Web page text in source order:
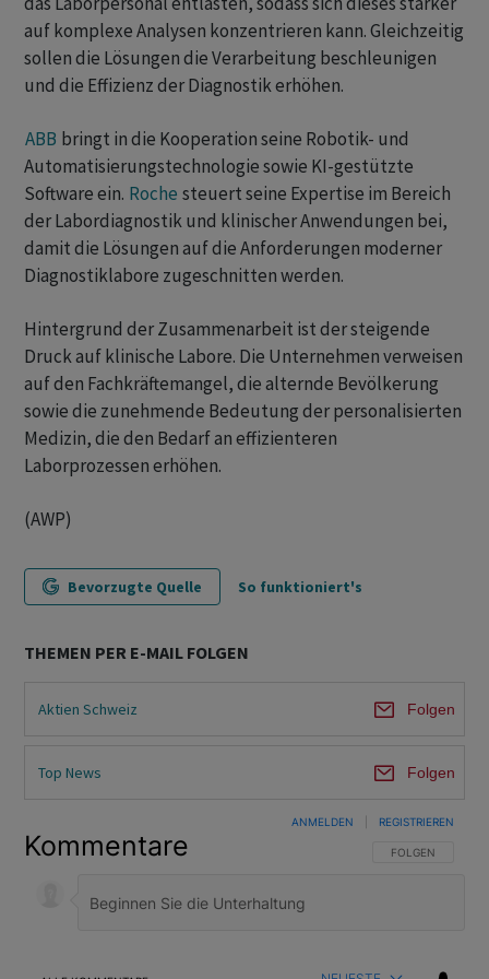
auf komplexe Analysen konzentrieren kann. Gleichzeitig
sollen die Lösungen die Verarbeitung beschleunigen
und die Effizienz der Diagnostik erhöhen.
ABB bringt in die Kooperation seine Robotik- und
Automatisierungstechnologie sowie KI-gestützte
Software ein. Roche steuert seine Expertise im Bereich
der Labordiagnostik und klinischer Anwendungen bei,
damit die Lösungen auf die Anforderungen moderner
Diagnostiklabore zugeschnitten werden.
Hintergrund der Zusammenarbeit ist der steigende
Druck auf klinische Labore. Die Unternehmen verweisen
auf den Fachkräftemangel, die alternde Bevölkerung
sowie die zunehmende Bedeutung der personalisierten
Medizin, die den Bedarf an effizienteren
Laborprozessen erhöhen.
(AWP)
Bevorzugte Quelle So funktioniert's
THEMEN PER E-MAIL FOLGEN
Aktien Schweiz Folgen
Top News Folgen
Kommentare FOLGE DIESER
FOLGEN
ANMELDEN REGISTRIEREN